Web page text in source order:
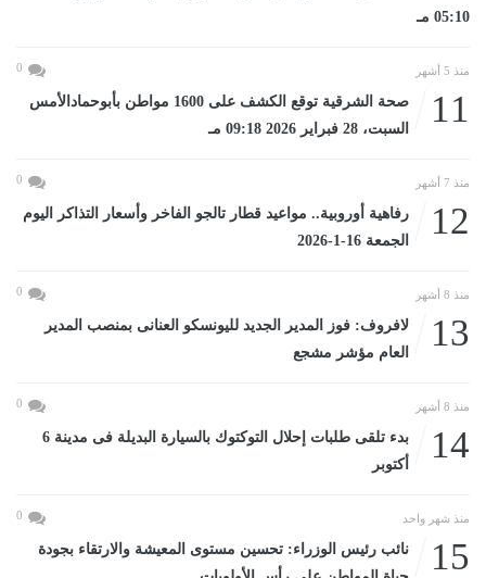
05:10 مـ
منذ 5 أشهر 0
11
صحة الشرقية توقع الكشف على 1600 مواطن بأبوحمادالأمس
السبت، 28 فبراير 2026 09:18 مـ
منذ 7 أشهر 0
12
رفاهية أوروبية.. مواعيد قطار تالجو الفاخر وأسعار التذاكر اليوم
الجمعة 16-1-2026
منذ 8 أشهر 0
13
لافروف: فوز المدير الجديد لليونسكو العنانى بمنصب المدير
العام مؤشر مشجع
منذ 8 أشهر 0
14
بدء تلقى طلبات إحلال التوكتوك بالسيارة البديلة فى مدينة 6
أكتوبر
منذ شهر واحد 0
15
نائب رئيس الوزراء: تحسين مستوى المعيشة والارتقاء بجودة